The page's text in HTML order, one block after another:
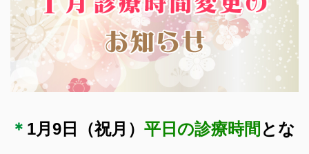
＊ 1月9日（祝月） 平日の診療時間 とな